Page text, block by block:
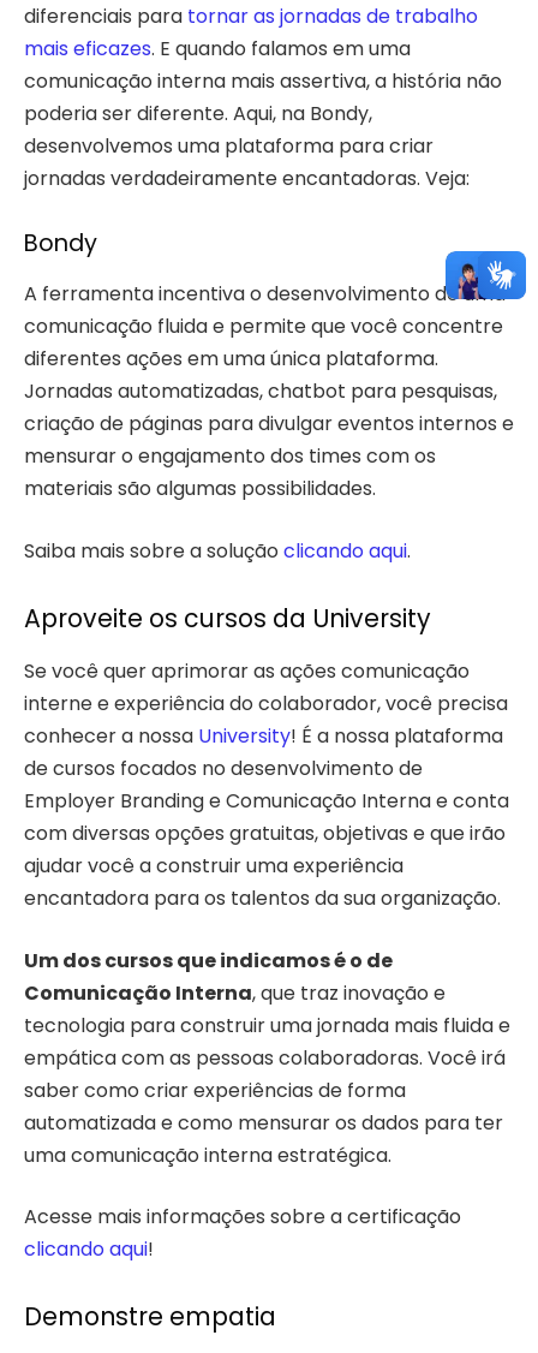
diferenciais para tornar as jornadas de trabalho
mais eficazes. E quando falamos em uma
comunicação interna mais assertiva, a história não
poderia ser diferente. Aqui, na Bondy,
desenvolvemos uma plataforma para criar
jornadas verdadeiramente encantadoras. Veja:
Bondy
A ferramenta incentiva o desenvolvimento de uma
comunicação fluida e permite que você concentre
diferentes ações em uma única plataforma.
Jornadas automatizadas, chatbot para pesquisas,
criação de páginas para divulgar eventos internos e
mensurar o engajamento dos times com os
materiais são algumas possibilidades.
Saiba mais sobre a solução clicando aqui.
Aproveite os cursos da University
Se você quer aprimorar as ações comunicação
interne e experiência do colaborador, você precisa
conhecer a nossa University! É a nossa plataforma
de cursos focados no desenvolvimento de
Employer Branding e Comunicação Interna e conta
com diversas opções gratuitas, objetivas e que irão
ajudar você a construir uma experiência
encantadora para os talentos da sua organização.
Um dos cursos que indicamos é o de
Comunicação Interna, que traz inovação e
tecnologia para construir uma jornada mais fluida e
empática com as pessoas colaboradoras. Você irá
saber como criar experiências de forma
automatizada e como mensurar os dados para ter
uma comunicação interna estratégica.
Acesse mais informações sobre a certificação
clicando aqui!
Demonstre empatia